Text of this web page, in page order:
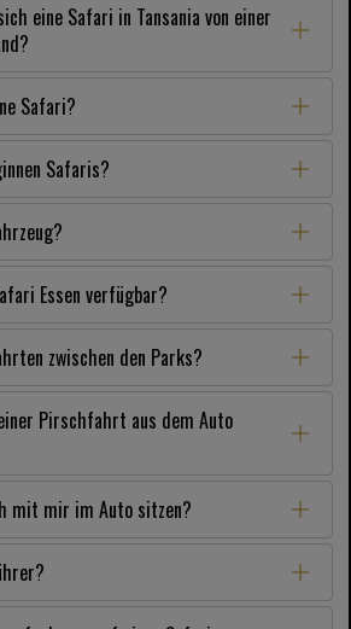
eine Safari in Tansania von einer
Safari?
Safaris?
Essen verfügbar?
zwischen den Parks?
Pirschfahrt aus dem Auto
mit mir im Auto sitzen?